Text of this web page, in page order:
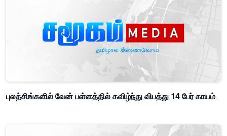
புலத்சிங்களில் வேன் பள்ளத்தில் கவிழ்ந்து விபத்து 14 பேர் காயம்